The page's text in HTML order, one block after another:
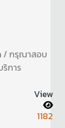
/ กรุณาสอบ
การ
View
1182